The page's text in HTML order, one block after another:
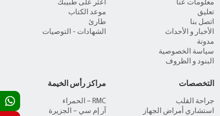
معلومات عنا
تعليق
اتصل بنا
الأخبار و الأحداث
مدونة
سياسة الخصوصية
البنود و الظروف
اعثر على طبيبك
موعد الكتاب
طارئ
الشهادات - التوصيات
التخصصات
جراحة القلب
استشاري أمراض الجهاز
مراكز رأس الخيمة
RMC – الحمراء
آر إم سي – الجزيرة